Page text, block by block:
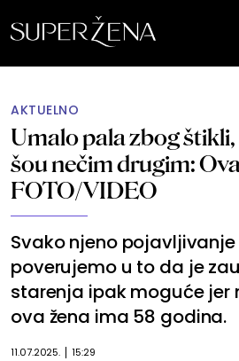
AKTUELNO
Umalo pala zbog
šou nečim drugim:
FOTO/VIDEO
Svako njeno
poverujemo u to da je
starenja ipak moguće jer
ova žena ima 58 godina.
11.07.2025. 15:29